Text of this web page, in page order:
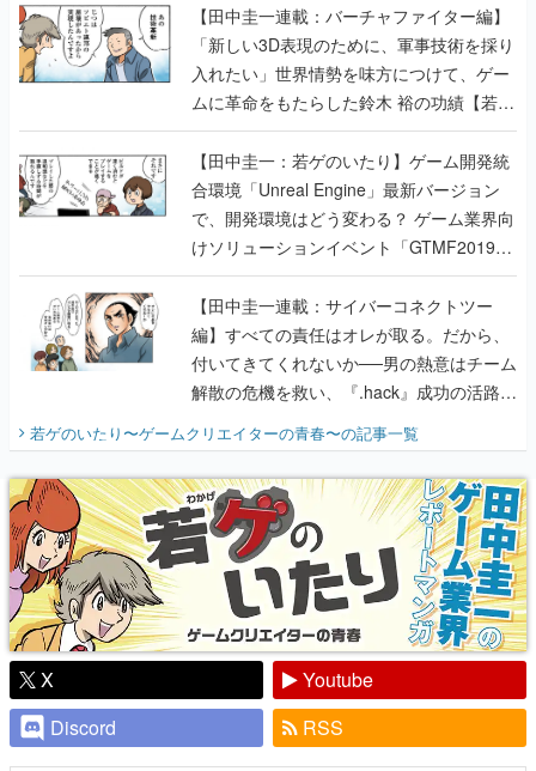
【田中圭一連載：バーチャファイター編】
「新しい3D表現のために、軍事技術を採り
入れたい」世界情勢を味方につけて、ゲー
ムに革命をもたらした鈴木 裕の功績【若ゲ
のいたり】
【田中圭一：若ゲのいたり】ゲーム開発統
合環境「Unreal Engine」最新バージョン
で、開発環境はどう変わる？ ゲーム業界向
けソリューションイベント「GTMF2019」
に行って、より理解を深めよう【PR】
【田中圭一連載：サイバーコネクトツー
編】すべての責任はオレが取る。だから、
付いてきてくれないか──男の熱意はチーム
解散の危機を救い、『.hack』成功の活路を
『少年ジャンプ』色だった【若ゲのいた
り】
若ゲのいたり〜ゲームクリエイターの青春〜の記事一覧
X
Youtube
Discord
RSS